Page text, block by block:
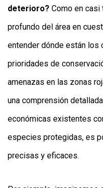
deterioro? Como en
profundo del área en
entender dónde están los
prioridades de
amenazas en las zonas
una comprensión
económicas existentes
especies protegidas, es
precisas y eficaces.